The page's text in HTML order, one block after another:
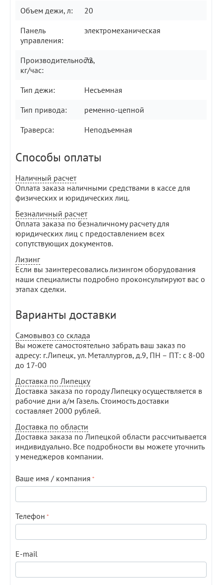
Объем дежи, л:
20
Панель
управления:
электромеханическая
Производительность,
кг/час:
72
Тип дежи:
Несъемная
Тип привода:
ременно-цепной
Траверса:
Неподъемная
Способы оплаты
Наличный расчет
Оплата заказа наличными средствами в кассе для
физических и юридических лиц.
Безналичный расчет
Оплата заказа по безналичному расчету для
юридических лиц с предоставлением всех
сопутствующих документов.
Лизинг
Если вы заинтересовались лизингом оборудования
наши специалисты подробно проконсультируют вас о
этапах сделки.
Варианты доставки
Самовывоз со склада
Вы можете самостоятельно забрать ваш заказ по
адресу: г.Липецк, ул. Металлургов, д.9, ПН – ПТ: с 8-00
до 17-00
Доставка по Липецку
Доставка заказа по городу Липецку осуществляется в
рабочие дни а/м Газель. Стоимость доставки
составляет 2000 рублей.
Доставка по области
Доставка заказа по Липецкой области рассчитывается
индивидуально. Все подробности вы можете уточнить
у менеджеров компании.
Ваше имя / компания
Телефон
E-mail